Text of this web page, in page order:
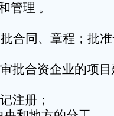
管理 。
合同、章程；批
批合资企业的项
注册；